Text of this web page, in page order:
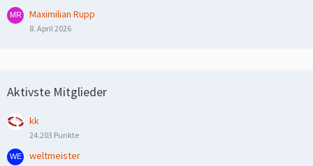
Maximilian Rupp
8. April 2026
Aktivste Mitglieder
kk
24.203 Punkte
weltmeister